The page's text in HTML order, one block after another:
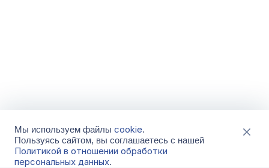
Мы используем файлы cookie.
Пользуясь сайтом, вы соглашаетесь с нашей
Политикой в отношении обработки
персональных данных.